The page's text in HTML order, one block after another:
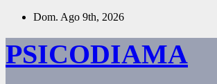
Saltar
contenido
Dom. Ago 9th, 2026
PSICODIAMA